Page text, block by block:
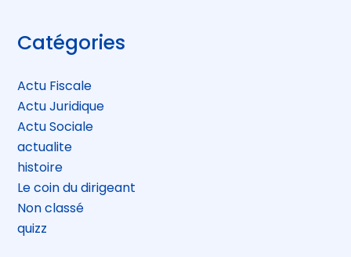
Blog
sidebar
Catégories
Actu Fiscale
Actu Juridique
Actu Sociale
actualite
histoire
Le coin du dirigeant
Non classé
quizz